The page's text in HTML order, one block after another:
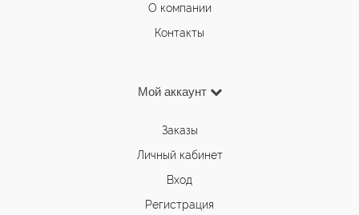
О компании
Контакты
Мой аккаунт
Заказы
Личный кабинет
Вход
Регистрация